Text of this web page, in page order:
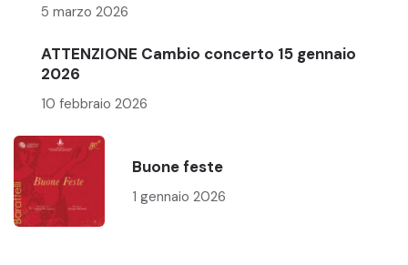
5 marzo 2026
ATTENZIONE Cambio concerto 15 gennaio
2026
10 febbraio 2026
Buone feste
1 gennaio 2026